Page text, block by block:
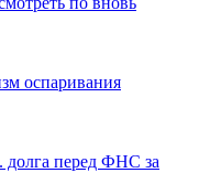
оспаривания
долга перед ФНС за